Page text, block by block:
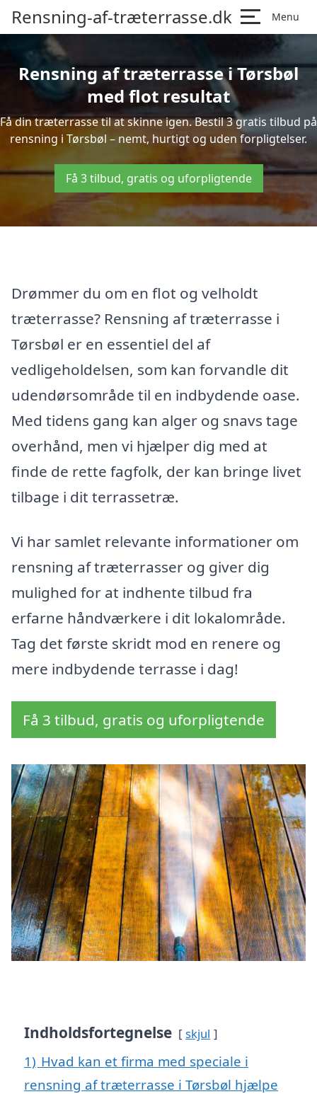
Rensning-af-træterrasse.dk Menu
Rensning af træterrasse i Tørsbøl
med flot resultat
Få din træterrasse til at skinne igen. Bestil 3 gratis tilbud på
rensning i Tørsbøl – nemt, hurtigt og uden forpligtelser.
Få 3 tilbud, gratis og uforpligtende
Drømmer du om en flot og velholdt
træterrasse? Rensning af træterrasse i
Tørsbøl er en essentiel del af
vedligeholdelsen, som kan forvandle dit
udendørsområde til en indbydende oase.
Med tidens gang kan alger og snavs tage
overhånd, men vi hjælper dig med at
finde de rette fagfolk, der kan bringe livet
tilbage i dit terrassetræ.
Vi har samlet relevante informationer om
rensning af træterrasser og giver dig
mulighed for at indhente tilbud fra
erfarne håndværkere i dit lokalområde.
Tag det første skridt mod en renere og
mere indbydende terrasse i dag!
Få 3 tilbud, gratis og uforpligtende
Indholdsfortegnelse skjul
1) Hvad kan et firma med speciale i
rensning af træterrasse i Tørsbøl hjælpe